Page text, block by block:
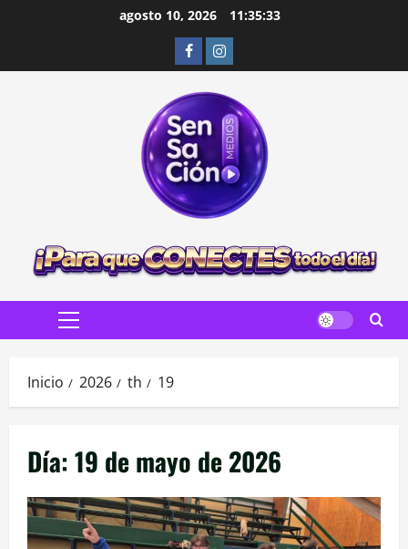
agosto 10, 2026 11:35:35
FacebookInstagram
Menú
Inicio 2026 th 19
Día:19 de mayo de 2026